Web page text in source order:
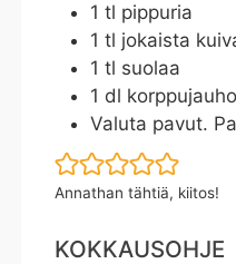
1 tl pippuria
1 tl jokaista
1 tl suolaa
1 dl
Valuta pavut.
Annathan tähtiä, kiitos!
KOKKAUSOHJE